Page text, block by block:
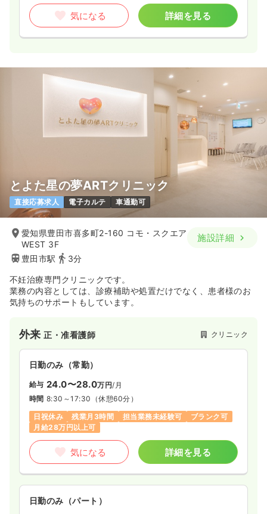
気になる 詳細を見る
とよた星の夢ARTクリニック
直接応募求人 電子カルテ 車通勤可
愛知県豊田市喜多町2-160 コモ・スクエア
WEST 3F
豊田市駅
3分
施設詳細
不妊治療専門クリニックです。
業務の内容としては、診療補助や処置だけでなく、患者様のお
気持ちのサポートもしています。
外来正・准看護師 クリニック
日勤のみ（常勤）
給与 24.0〜28.0万円/月
時間 8:30～17:30 （休憩60分）
日祝休み
残業月3時間 担当業務未経験可
ブランク可
月給28万円以上可
気になる 詳細を見る
日勤のみ（パート）